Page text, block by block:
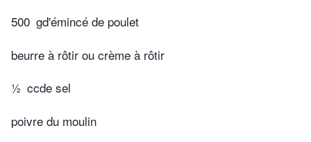
500 gd'émincé de poulet
beurre à rôtir ou crème à rôtir
½ ccde sel
poivre du moulin